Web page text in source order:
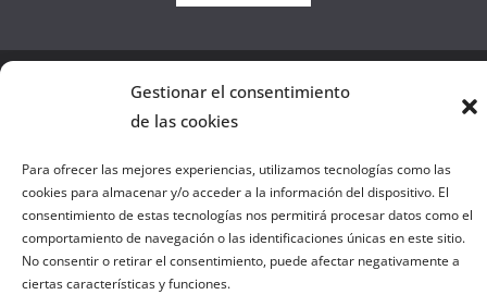
Copyright © 2026 el gurú del basket
Tema:ColorMagpor ThemeGrill. Funciona conWordPress
Gestionar el consentimiento
de las cookies
Para ofrecer las mejores experiencias, utilizamos tecnologías como las
cookies para almacenar y/o acceder a la información del dispositivo. El
consentimiento de estas tecnologías nos permitirá procesar datos como el
comportamiento de navegación o las identificaciones únicas en este sitio.
No consentir o retirar el consentimiento, puede afectar negativamente a
ciertas características y funciones.
Salir de la versión móvil